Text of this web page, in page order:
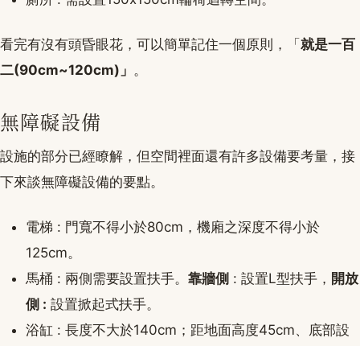
看完有沒有頭昏眼花，可以簡單記住一個原則，「就是一百
二(90cm~120cm)」 。
無障礙設備
設施的部分已經瞭解，但空間裡面還有許多設備要考量，接
下來談無障礙設備的要點。
電梯 : 門寬不得小於80cm，機廂之深度不得小於
125cm。
馬桶 : 兩側需要設置扶手。 靠牆側 : 設置L型扶手， 開放
側 : 設置掀起式扶手。
浴缸 : 長度不大於140cm；距地面高度45cm、底部設